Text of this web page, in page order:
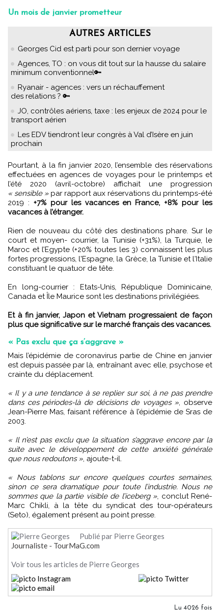
Un mois de janvier prometteur
AUTRES ARTICLES
Georges Cid est parti pour son dernier voyage
Agences, TO : on vous dit tout sur la hausse du salaire
minimum conventionnel🔑
Ryanair - agences : vers un réchauffement
des relations ? 🔑
JO, contrôles aériens, taxe : les enjeux de 2024 pour le
transport aérien
Les EDV tiendront leur congrès à Val d’Isère en juin
prochain
Pourtant, à la fin janvier 2020, l’ensemble des réservations
effectuées en agences de voyages pour le printemps et
l’été 2020 (avril-octobre) affichait une progression
« sensible » par rapport aux réservations du printemps-été
2019 : +7% pour les vacances en France, +8% pour les
vacances à l’étranger.
Rien de nouveau du côté des destinations phare. Sur le
court et moyen- courrier, la Tunisie (+31%), la Turquie, le
Maroc et l’Egypte (+20% toutes les 3) connaissent les plus
fortes progressions, l'Espagne, la Grèce, la Tunisie et l'Italie
constituant le quatuor de tête.
En long-courrier : Etats-Unis, République Dominicaine,
Canada et Île Maurice sont les destinations privilégiées.
Et à fin janvier, Japon et Vietnam progressaient de façon
plus que significative sur le marché français des vacances.
« Pas exclu que ça s’aggrave »
Mais l’épidémie de coronavirus partie de Chine en janvier
est depuis passée par là, entraînant avec elle, psychose et
crainte du déplacement.
« Il y a une tendance à se replier sur soi, à ne pas prendre
dans ces périodes-là de décisions de voyages », observe
Jean-Pierre Mas, faisant référence à l’épidémie de Sras de
2003.
« Il n’est pas exclu que la situation s’aggrave encore par la
suite avec le développement de cette anxiété générale
que nous redoutons », ajoute-t-il.
« Nous tablons sur encore quelques courtes semaines,
sinon ce sera dramatique pour toute l’industrie. Nous ne
sommes que la partie visible de l’iceberg », conclut René-
Marc Chikli, à la tête du syndicat des tour-opérateurs
(Seto), également présent au point presse.
Publié par Pierre Georges
Journaliste - TourMaG.com
Voir tous les articles de Pierre Georges
Lu 4026 fois